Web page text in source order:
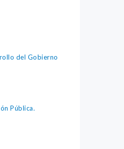
del Gobierno
Pública.